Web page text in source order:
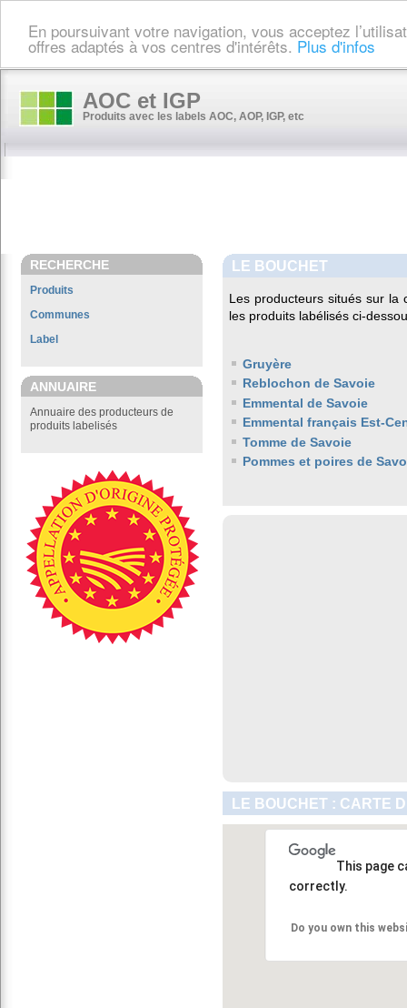
En poursuivant votre navigation, vous acceptez
offres adaptés à vos centres d'intérêts. Plus d'infos
AOC et IGP
Produits avec les labels AOC, AOP, IGP, etc
RECHERCHE
Produits
Communes
Label
ANNUAIRE
Annuaire des producteurs de
produits labelisés
LE BOUCHET
Les producteurs situés sur la
les produits labélisés ci-
Gruyère
Reblochon de Savoie
Emmental de Savoie
Emmental français Est-
Tomme de Savoie
Pommes et poires de
LE BOUCHET : CARTE
This page
correctly.
Do you own this